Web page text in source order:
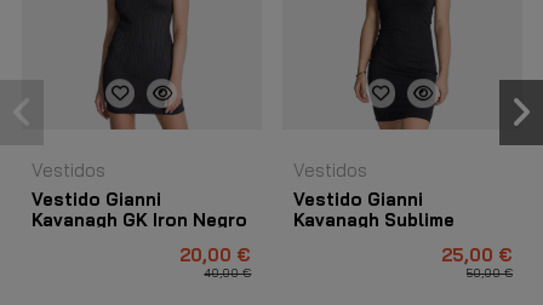
Vestidos
Vestido Gianni
Kavanagh GK Iron Negro
20,00 €
40,00 €
Vestidos
Vestido Gianni
Kavanagh Sublime
25,00 €
50,00 €